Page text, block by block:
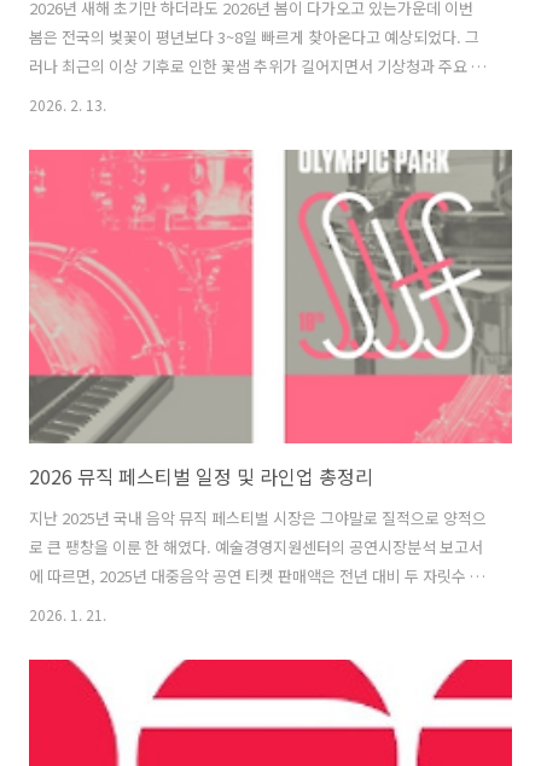
2026년 새해 초기만 하더라도 2026년 봄이 다가오고 있는가운데 이번
봄은 전국의 벚꽃이 평년보다 3~8일 빠르게 찾아온다고 예상되었다. 그
러나 최근의 이상 기후로 인한 꽃샘 추위가 길어지면서 기상청과 주요 기
상 정보 매체들의 분석에 따르면, 올해는 평년과 비슷한 기간에 벚꽃이
지역들은 각각의 기후 특성에 따라 다른 시기에 벚꽃이 만개하므로, 정확
한 개화시기를 파악하는 것이 중요하다. 제주에서 가장 먼저 시작된 벚꽃
전선은 남해안의 진해를 거쳐, 수도권의 서울과 충청권의 대전으로 북상
하고, 마지막으로 강원도 강릉에서 봄의 대미를 장식하게 된다. 이번 글
에서는 서울, 대전, 진해, 강릉, 제주 등 각 도시별 벚꽃 개화 ..
2026. 2. 13.
2026 뮤직 페스티벌 일정 및 라인업 총정리
지난 2025년 국내 음악 뮤직 페스티벌 시장은 그야말로 질적으로 양적으
로 큰 팽창을 이룬 한 해였다. 예술경영지원센터의 공연시장분석 보고서
에 따르면, 2025년 대중음악 공연 티켓 판매액은 전년 대비 두 자릿수 이
상의 성장세를 기록하며 거대 시장으로 안착했다. 특히 펜타포트 록 페스
외국인 관객 비중도 급증하며 K-페스티벌의 글로벌 경쟁력이 입증되었
다. 2025년이 엔데믹 이후 완전한 회복을 보여주었다면, 2026년은 축제
들이 각자의 독창적인 브랜드 아이덴티티를 확립하며 더욱 정교해진 라
인업과 기술적 혁신을 선보이는 해가 될 것으로 기대되고 있다. 이번 글
2026. 1. 21.